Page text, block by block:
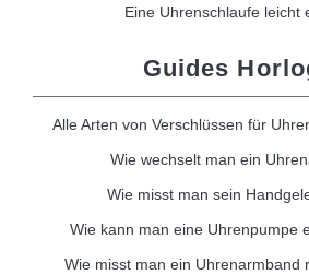
Eine Uhrenschlaufe leicht
Guides
Alle Arten von Verschlüssen für
Wie wechselt man ein
Wie misst man sein
Wie kann man eine Uhrenpumpe
Wie misst man ein Uhrenarmband